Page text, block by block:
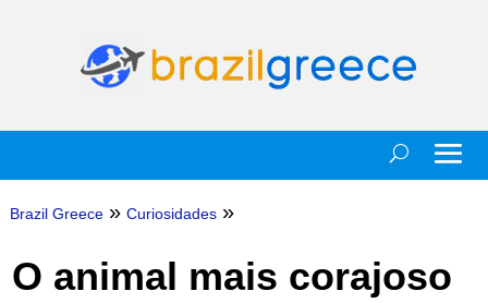
Brazil Greece » Curiosidades »
O animal mais corajoso